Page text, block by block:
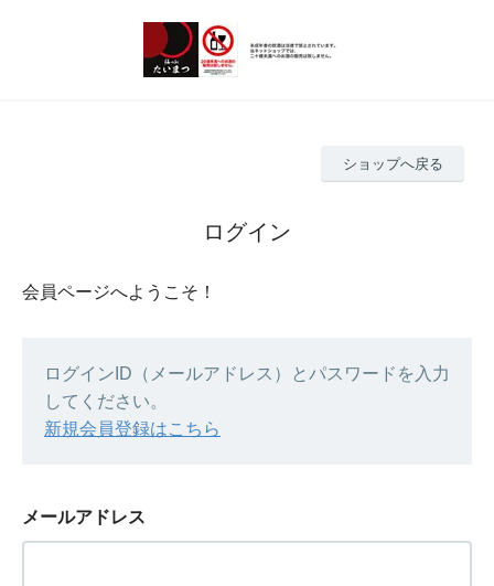
ショップへ戻る
ログイン
会員ページへようこそ！
ログインID（メールアドレス）とパスワードを入力
してください。
新規会員登録はこちら
メールアドレス